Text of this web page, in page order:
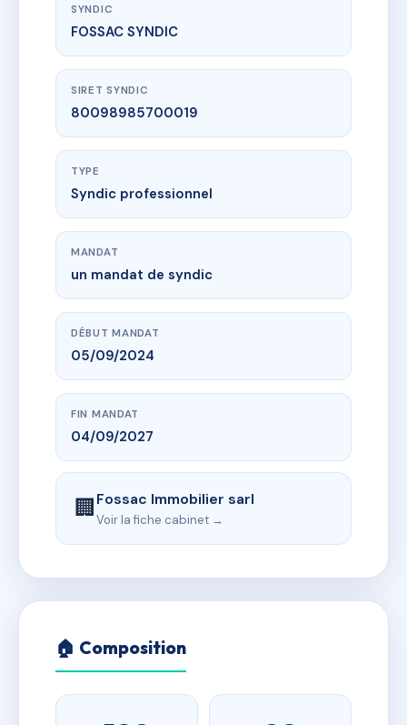
SYNDIC
FOSSAC SYNDIC
SIRET SYNDIC
80098985700019
TYPE
Syndic professionnel
MANDAT
un mandat de syndic
DÉBUT MANDAT
05/09/2024
FIN MANDAT
04/09/2027
🏢Fossac Immobilier sarl
Voir la fiche cabinet →
🏠 Composition